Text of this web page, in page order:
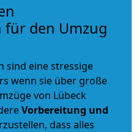
für den Umzug
sind eine stressige
wenn sie über große
von Lübeck
Vorbereitung und
dass alles